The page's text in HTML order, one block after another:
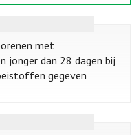
met
jonger dan 28 dagen bij
gegeven